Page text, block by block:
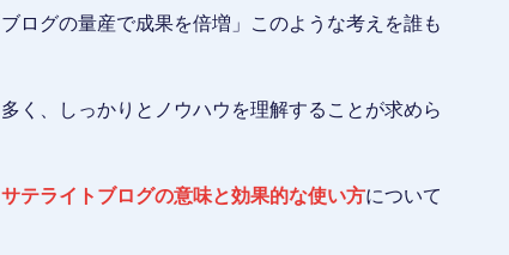
ログの量産で成果を倍増」このような考えを誰も
く、しっかりとノウハウを理解することが求めら
テライトブログの意味と効果的な使い方について